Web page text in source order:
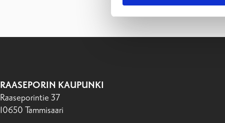
RAASEPORIN KAUPUNKI
Raaseporintie 37
10650 Tammisaari